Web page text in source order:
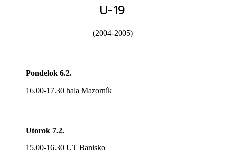
U-19
(2004-2005)
Pondelok 6.2.
16.00-17.30 hala Mazorník
Utorok 7.2.
15.00-16.30 UT Banisko